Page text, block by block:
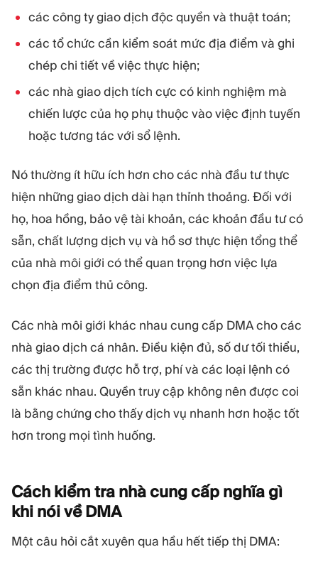
các công ty giao dịch độc quyền và thuật toán;
các tổ chức cần kiểm soát mức địa điểm và ghi
chép chi tiết về việc thực hiện;
các nhà giao dịch tích cực có kinh nghiệm mà
chiến lược của họ phụ thuộc vào việc định tuyến
hoặc tương tác với sổ lệnh.
Nó thường ít hữu ích hơn cho các nhà đầu tư thực
hiện những giao dịch dài hạn thỉnh thoảng. Đối với
họ, hoa hồng, bảo vệ tài khoản, các khoản đầu tư có
sẵn, chất lượng dịch vụ và hồ sơ thực hiện tổng thể
của nhà môi giới có thể quan trọng hơn việc lựa
chọn địa điểm thủ công.
Các nhà môi giới khác nhau cung cấp DMA cho các
nhà giao dịch cá nhân. Điều kiện đủ, số dư tối thiểu,
các thị trường được hỗ trợ, phí và các loại lệnh có
sẵn khác nhau. Quyền truy cập không nên được coi
là bằng chứng cho thấy dịch vụ nhanh hơn hoặc tốt
hơn trong mọi tình huống.
Cách kiểm tra nhà cung cấp nghĩa gì
khi nói vềDMA
Một câu hỏi cắt xuyên qua hầu hết tiếp thị DMA: